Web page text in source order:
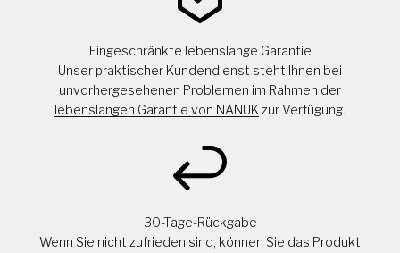
Eingeschränkte lebenslange Garantie
Unser praktischer Kundendienst steht Ihnen bei
unvorhergesehenen Problemen im Rahmen der
lebenslangen Garantie von NANUK zur Verfügung.
30-Tage-Rückgabe
Wenn Sie nicht zufrieden sind, können Sie das Produkt